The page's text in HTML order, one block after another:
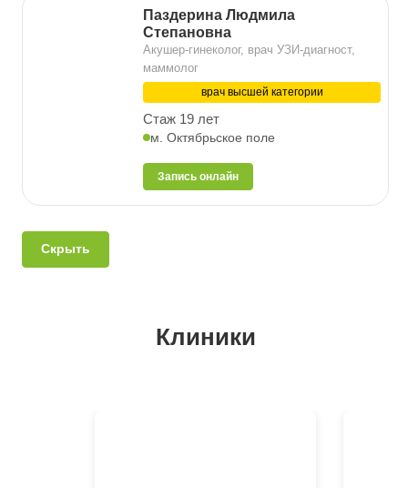
Паздерина Людмила
Степановна
Акушер-гинеколог, врач УЗИ-диагност,
маммолог
врач высшей категории
Стаж 19 лет
м. Октябрьское поле
Запись онлайн
Скрыть
Клиники